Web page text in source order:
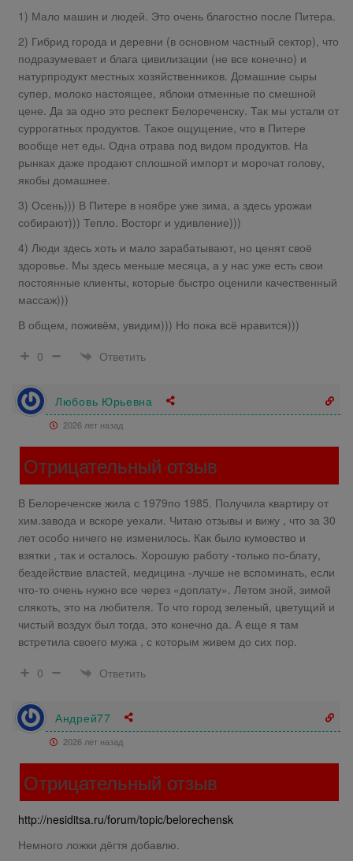
1) Мало машин и людей. Это очень благостно после Питера.
2) Гибрид города и деревни (в основном частный сектор), что
подразумевает и блага цивилизации (не все конечно) и
натурпродукт местных хозяйственников. Домашние сыры
супер, молоко настоящее, яблоки отменные по смешной
цене. Да за одно это респект Белореченску. Так мы устали от
суррогатных продуктов. Такое ощущение, что в Питере
вообще нет еды. Одна отрава под видом продуктов. На
рынках даже продают сплошной импорт и морочат голову,
якобы домашнее.
3) Осень))) В Питере в ноябре уже зима, а здесь урожаи
собирают))) Тепло. Восторг и удивление)))
4) Люди здесь хоть и мало зарабатывают, но ценят своё
здоровье. Мы здесь меньше месяца, а у нас уже есть свои
постоянные клиенты, которые быстро оценили качественный
массаж)))
В общем, поживём, увидим))) Но пока всё нравится)))
0
Ответить
Любовь Юрьевна
2026 лет назад
Отрицательный отзыв
В Белореченске жила с 1979по 1985. Получила квартиру от
хим.завода и вскоре уехали. Читаю отзывы и вижу , что за 30
лет особо ничего не изменилось. Как было кумовство и
взятки , так и осталось. Хорошую работу -только по-блату,
бездействие властей, медицина -лучше не вспоминать, если
что-то очень нужно все через «доплату». Летом зной, зимой
слякоть, это на любителя. То что город зеленый, цветущий и
чистый воздух был тогда, это конечно да. А еще я там
встретила своего мужа , с которым живем до сих пор.
0
Ответить
Андрей77
2026 лет назад
Отрицательный отзыв
http://nesiditsa.ru/forum/topic/belorechensk
Немного ложки дёгтя добавлю.